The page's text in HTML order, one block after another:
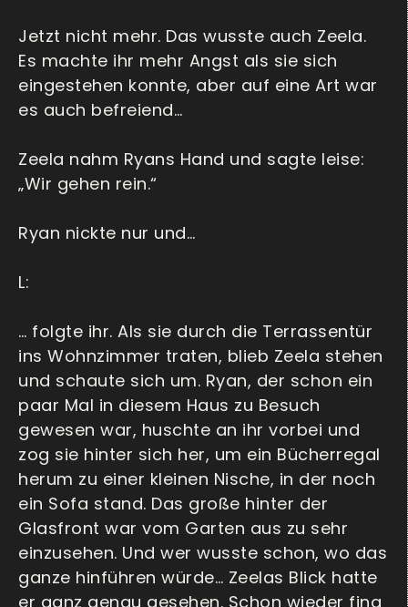
Jetzt nicht mehr. Das wusste auch Zeela.
Es machte ihr mehr Angst als sie sich
eingestehen konnte, aber auf eine Art war
es auch befreiend…
Zeela nahm Ryans Hand und sagte leise:
„Wir gehen rein.“
Ryan nickte nur und…
L:
… folgte ihr. Als sie durch die Terrassentür
ins Wohnzimmer traten, blieb Zeela stehen
und schaute sich um. Ryan, der schon ein
paar Mal in diesem Haus zu Besuch
gewesen war, huschte an ihr vorbei und
zog sie hinter sich her, um ein Bücherregal
herum zu einer kleinen Nische, in der noch
ein Sofa stand. Das große hinter der
Glasfront war vom Garten aus zu sehr
einzusehen. Und wer wusste schon, wo das
ganze hinführen würde… Zeelas Blick hatte
er ganz genau gesehen. Schon wieder fing